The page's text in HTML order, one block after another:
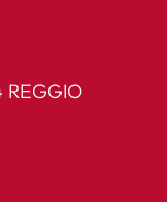
REGGIO